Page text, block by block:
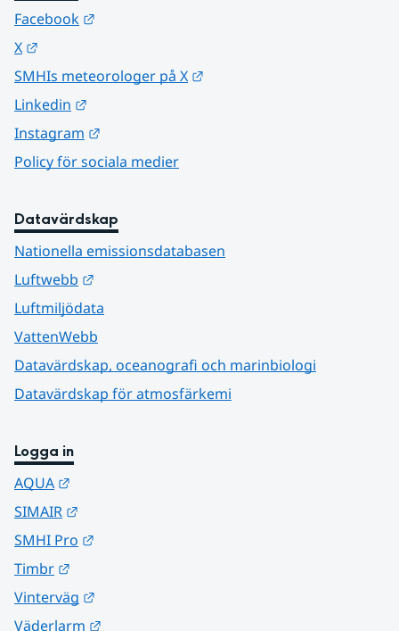
Facebook
X
SMHIs meteorologer på X
Linkedin
Instagram
Policy för sociala medier
Datavärdskap
Nationella emissionsdatabasen
Luftwebb
Luftmiljödata
VattenWebb
Datavärdskap, oceanografi och marinbiologi
Datavärdskap för atmosfärkemi
Logga in
AQUA
SIMAIR
SMHI Pro
Timbr
Vinterväg
Väderlarm